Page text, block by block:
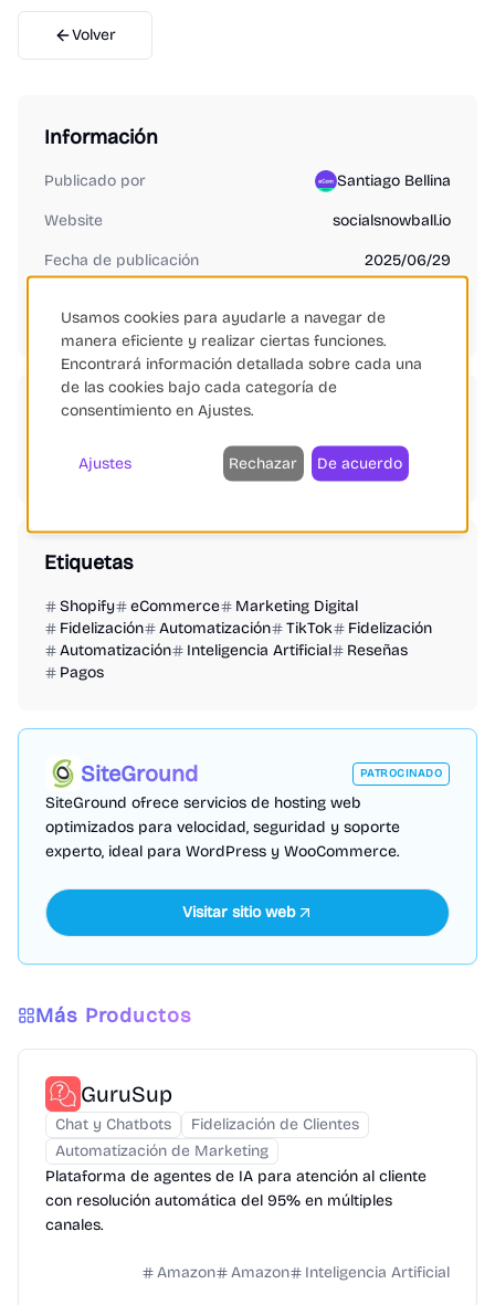
Volver
Información
Publicado por Santiago Bellina
Website socialsnowball.io
Fecha de publicación 2025/06/29
¿Es tu producto o empresa? Reclamar ficha gratis
Categorías
Automatización de MarketingFidelización de Clientes
Etiquetas
Shopify eCommerce
Marketing Digital
Fidelización
Automatización TikTok
Fidelización
Automatización
Inteligencia Artificial
Reseñas
Pagos
SiteGround PATROCINADO
SiteGround ofrece servicios de hosting web
optimizados para velocidad, seguridad y soporte
experto, ideal para WordPress y WooCommerce.
Visitar sitio web
Más Productos
GuruSup
Chat y Chatbots
Fidelización de Clientes
Automatización de Marketing
Plataforma de agentes de IA para atención al cliente
con resolución automática del 95% en múltiples
canales.
Amazon Amazon Inteligencia Artificial
Usamos cookies para ayudarle a navegar de
manera eficiente y realizar ciertas funciones.
Encontrará información detallada sobre cada una
de las cookies bajo cada categoría de
consentimiento en Ajustes.
Ajustes Rechazar De acuerdo